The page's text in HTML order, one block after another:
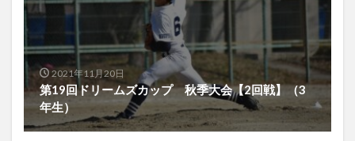
2021年11月20日
第19回ドリームズカップ 秋季大会【2回戦】（3
年生）